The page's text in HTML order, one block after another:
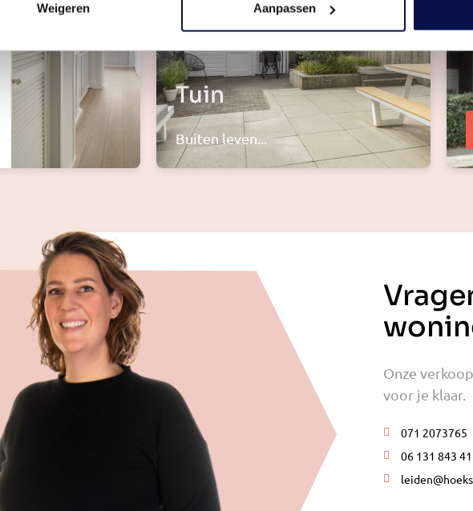
Weigeren Aanpassen
Tuin
Buiten leven...
Onze
voor je klaar.
071 2073765
06 131 843 41